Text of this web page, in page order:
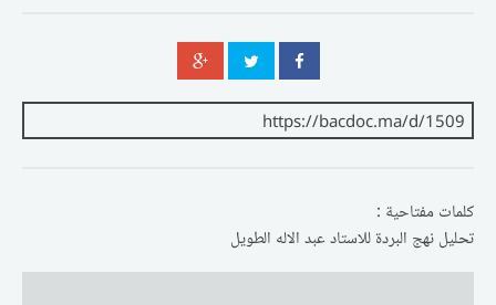
كلمات مفتاحية :
تحليل نهج البردة للاستاد عبد الاله الطويل